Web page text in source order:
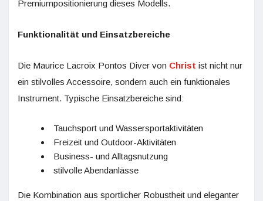
Premiumpositionierung dieses Modells.
Funktionalität und Einsatzbereiche
Die Maurice Lacroix Pontos Diver von Christ ist nicht nur
ein stilvolles Accessoire, sondern auch ein funktionales
Instrument. Typische Einsatzbereiche sind:
Tauchsport und Wassersportaktivitäten
Freizeit und Outdoor-Aktivitäten
Business- und Alltagsnutzung
stilvolle Abendanlässe
Die Kombination aus sportlicher Robustheit und eleganter